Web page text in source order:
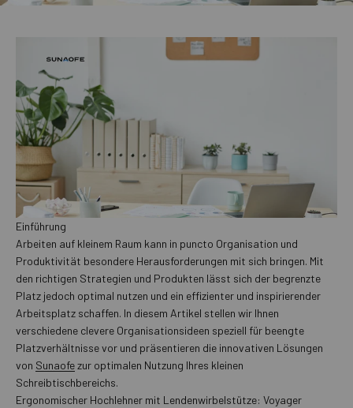
Einführung
Arbeiten auf kleinem Raum kann in puncto Organisation und
Produktivität besondere Herausforderungen mit sich bringen. Mit
den richtigen Strategien und Produkten lässt sich der begrenzte
Platz jedoch optimal nutzen und ein effizienter und inspirierender
Arbeitsplatz schaffen. In diesem Artikel stellen wir Ihnen
verschiedene clevere Organisationsideen speziell für beengte
Platzverhältnisse vor und präsentieren die innovativen Lösungen
von Sunaofezur optimalen Nutzung Ihres kleinen
Schreibtischbereichs.
Ergonomischer Hochlehner mit Lendenwirbelstütze: Voyager